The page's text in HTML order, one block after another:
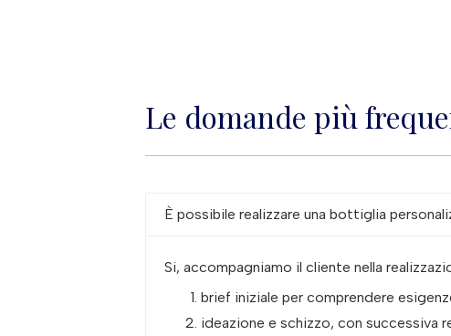
Le domande più
È possibile realizzare una bottiglia
Si, accompagniamo il cliente nella
brief iniziale per comprendere
ideazione e schizzo, con successiva